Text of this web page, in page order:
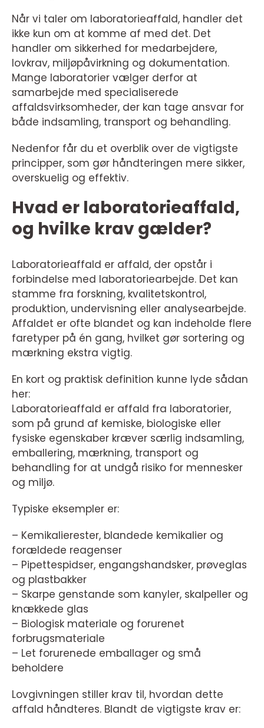
Når vi taler om laboratorieaffald, handler det
ikke kun om at komme af med det. Det
handler om sikkerhed for medarbejdere,
lovkrav, miljøpåvirkning og dokumentation.
Mange laboratorier vælger derfor at
samarbejde med specialiserede
affaldsvirksomheder, der kan tage ansvar for
både indsamling, transport og behandling.
Nedenfor får du et overblik over de vigtigste
principper, som gør håndteringen mere sikker,
overskuelig og effektiv.
Hvad er laboratorieaffald,
og hvilke krav gælder?
Laboratorieaffald er affald, der opstår i
forbindelse med laboratoriearbejde. Det kan
stamme fra forskning, kvalitetskontrol,
produktion, undervisning eller analysearbejde.
Affaldet er ofte blandet og kan indeholde flere
faretyper på én gang, hvilket gør sortering og
mærkning ekstra vigtig.
En kort og praktisk definition kunne lyde sådan
her:
Laboratorieaffald er affald fra laboratorier,
som på grund af kemiske, biologiske eller
fysiske egenskaber kræver særlig indsamling,
emballering, mærkning, transport og
behandling for at undgå risiko for mennesker
og miljø.
Typiske eksempler er:
– Kemikalierester, blandede kemikalier og
forældede reagenser
– Pipettespidser, engangshandsker, prøveglas
og plastbakker
– Skarpe genstande som kanyler, skalpeller og
knækkede glas
– Biologisk materiale og forurenet
forbrugsmateriale
– Let forurenede emballager og små
beholdere
Lovgivningen stiller krav til, hvordan dette
affald håndteres. Blandt de vigtigste krav er: